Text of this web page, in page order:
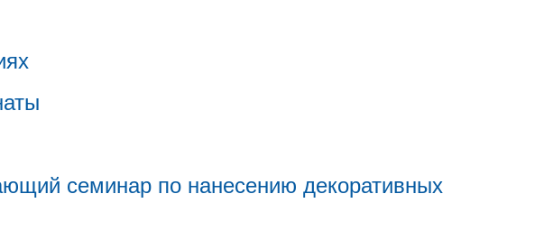
семинар по нанесению декоративных